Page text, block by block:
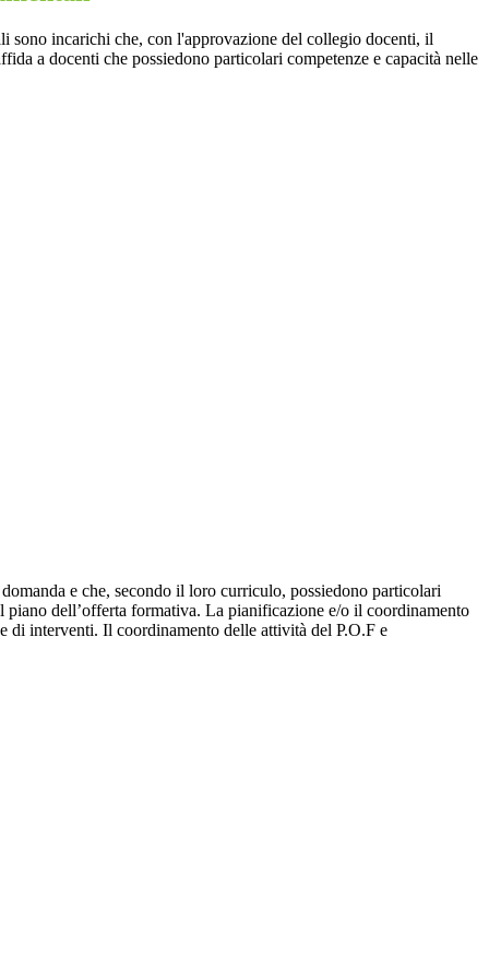
sono incarichi che, con l'approvazione del collegio docenti, il
a docenti che possiedono particolari competenze e capacità nelle
e che, secondo il loro curriculo, possiedono particolari
dell’offerta formativa. La pianificazione e/o il coordinamento
di interventi. Il coordinamento delle attività del P.O.F e